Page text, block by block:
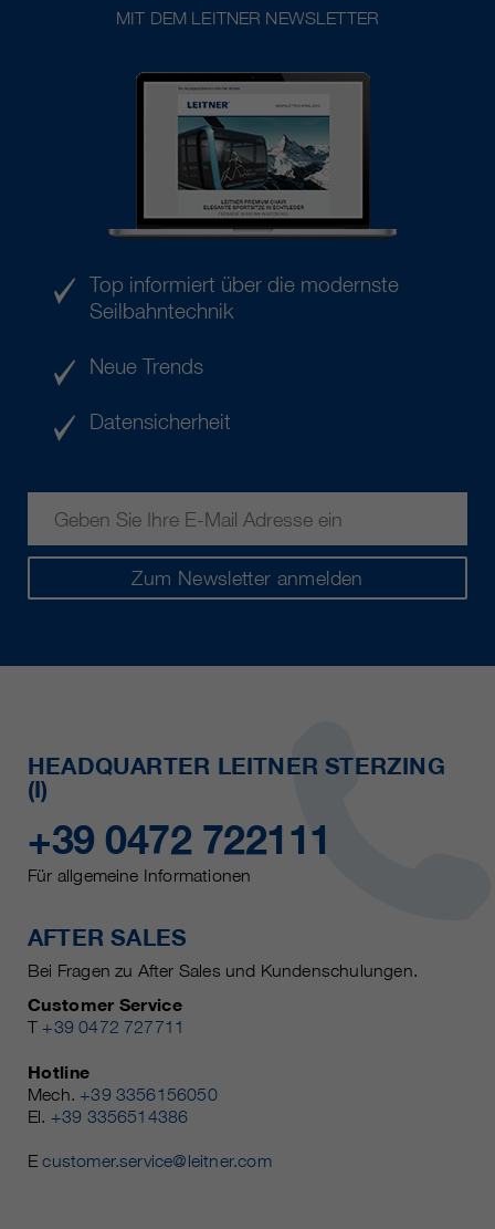
MIT DEM LEITNER NEWSLETTER
Zum Newsletter anmelden
Top informiert über die modernste
Seilbahntechnik
Neue Trends
Datensicherheit
HEADQUARTER LEITNER STERZING
(I)
+39 0472 722111
Für allgemeine Informationen
AFTER SALES
Bei Fragen zu After Sales und Kundenschulungen.
Customer Service
T +39 0472 727711
Hotline
Mech. +39 3356156050
El. +39 3356514386
Ecustomer.service@leitner.com